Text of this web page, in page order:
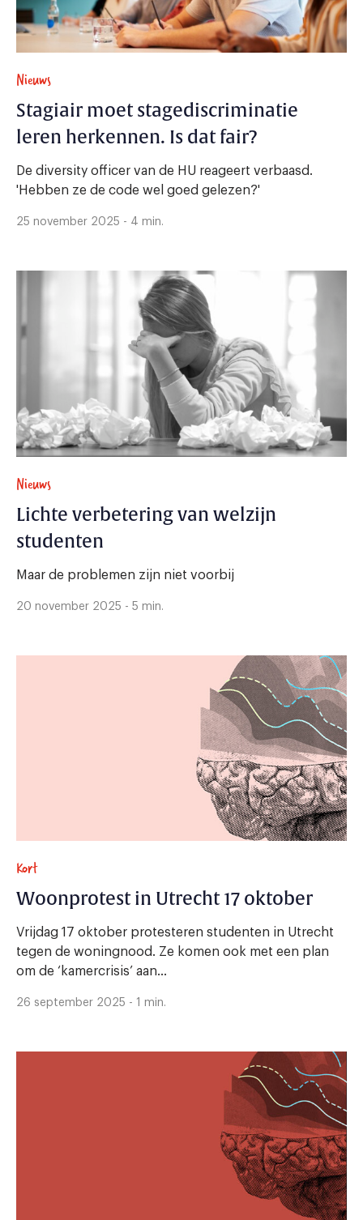
Nieuws
Stagiair moet stagediscriminatie
leren herkennen. Is dat fair?
De diversity officer van de HU reageert verbaasd.
'Hebben ze de code wel goed gelezen?'
25 november 2025 - 4 min.
Nieuws
Lichte verbetering van welzijn
studenten
Maar de problemen zijn niet voorbij
20 november 2025 - 5 min.
Kort
Woonprotest in Utrecht 17 oktober
Vrijdag 17 oktober protesteren studenten in Utrecht
tegen de woningnood. Ze komen ook met een plan
om de ‘kamercrisis’ aan...
26 september 2025 - 1 min.